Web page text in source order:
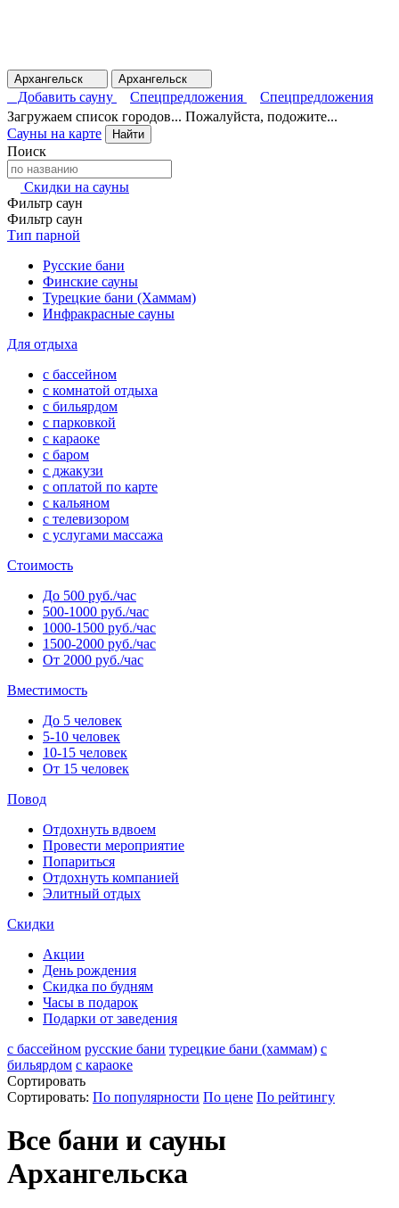
Архангельск Архангельск
Добавить сауну Спецпредложения
Спецпредложения
Загружаем список городов... Пожалуйста, подожите...
Сауны на карте
Найти
Поиск
Скидки на сауны
Фильтр саун
Фильтр саун
Тип парной
Русские бани
Финские сауны
Турецкие бани (Хаммам)
Инфракрасные сауны
Для отдыха
с бассейном
с комнатой отдыха
с бильярдом
с парковкой
с караоке
с баром
с джакузи
с оплатой по карте
с кальяном
с телевизором
с услугами массажа
Стоимость
До 500 руб./час
500-1000 руб./час
1000-1500 руб./час
1500-2000 руб./час
От 2000 руб./час
Вместимость
До 5 человек
5-10 человек
10-15 человек
От 15 человек
Повод
Отдохнуть вдвоем
Провести мероприятие
Попариться
Отдохнуть компанией
Элитный отдых
Скидки
Акции
День рождения
Скидка по будням
Часы в подарок
Подарки от заведения
с бассейном русские бани турецкие бани (хаммам) с
бильярдом с караоке
Сортировать
Сортировать: По популярности По цене По рейтингу
Все бани и сауны
Архангельска